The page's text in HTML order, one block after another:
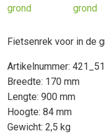
Fietsenrek voor in de
Artikelnummer: 421_51
Breedte: 170 mm
Lengte: 900 mm
Hoogte: 84 mm
Gewicht: 2,5 kg